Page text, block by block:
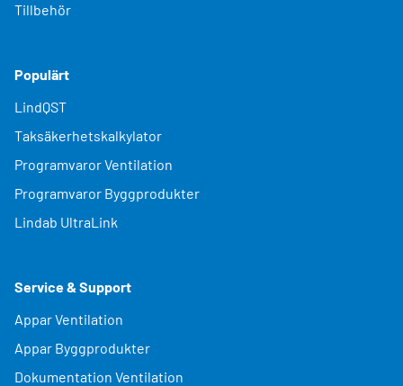
Tillbehör
Populärt
LindQST
Taksäkerhetskalkylator
Programvaror Ventilation
Programvaror Byggprodukter
Lindab UltraLink
Service & Support
Appar Ventilation
Appar Byggprodukter
Dokumentation Ventilation